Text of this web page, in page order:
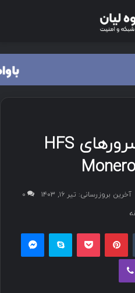
حمله هکرها به سرورهای HFS
آخرین بروزرسانی: تیر ۱۶, ۱۴۰۳
۰
پینتریست پاکت اسکایپ
وایبر